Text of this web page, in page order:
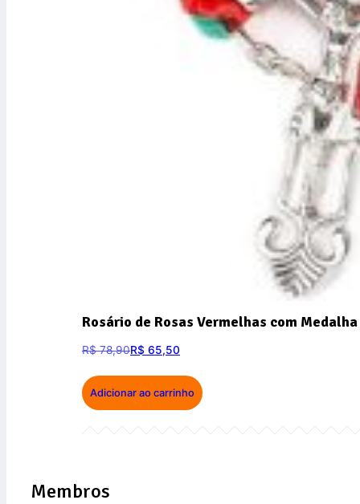
Rosário de Rosas Vermelhas com
R$78,90R$ 65,50
Adicionar ao carrinho
Membros